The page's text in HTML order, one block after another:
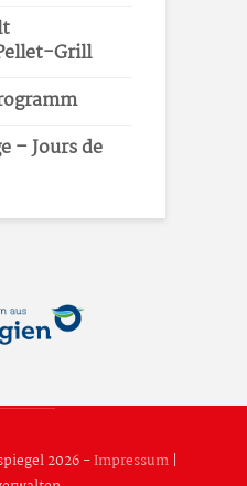
Grill
– Jours de
2026 -Impressum|